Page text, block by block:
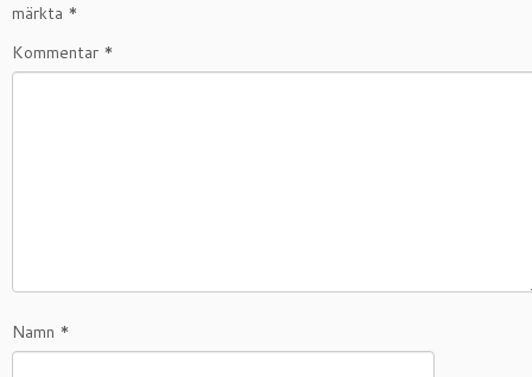
märkta *
Kommentar *
Namn *